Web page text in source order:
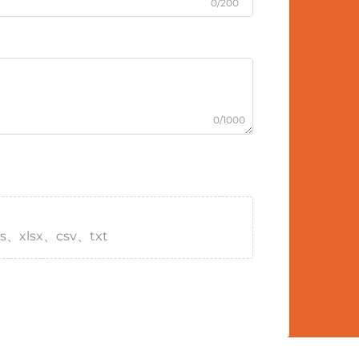
0/200
0/1000
xlsx、csv、txt